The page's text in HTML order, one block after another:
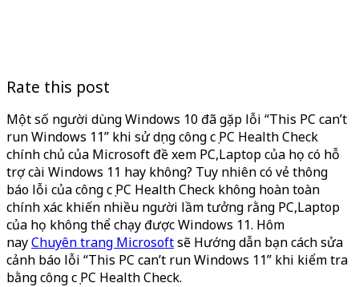
Rate this post
Một số người dùng Windows 10 đã gặp lỗi “This PC can’t
run Windows 11” khi sử dụng công cụ PC Health Check
chính chủ của Microsoft đề xem PC,Laptop của họ có hỗ
trợ cài Windows 11 hay không? Tuy nhiên có vẻ thông
báo lỗi của công cụ PC Health Check không hoàn toàn
chính xác khiến nhiều người lầm tưởng rằng PC,Laptop
của họ không thể chạy được Windows 11. Hôm
nayChuyên trang Microsoftsẽ Hướng dẫn bạn cách sửa
cảnh báo lỗi “This PC can’t run Windows 11” khi kiểm tra
bằng công cụ PC Health Check.